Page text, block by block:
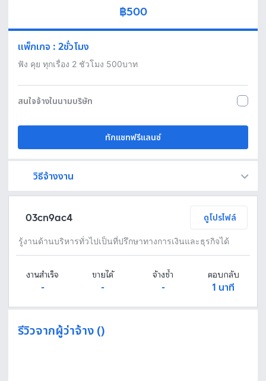
฿500
แพ็กเกจ : 2ชั่วโมง
ฟัง คุย ทุกเรื่อง 2 ชัวโมง 500บาท
สนใจจ้างในนามบริษัท
ทักแชทฟรีแลนซ์
วิธีจ้างงาน
03cn9ac4 ดูโปรไฟล์
รู้งานด้านบริหารทั่วไปเป็นที่ปรึกษาทางการเงินและธุรกิจได้
งานสำเร็จ
-
ขายได้
-
จ้างซ้ำ
-
ตอบกลับ
1 นาที
รีวิวจากผู้ว่าจ้าง ()